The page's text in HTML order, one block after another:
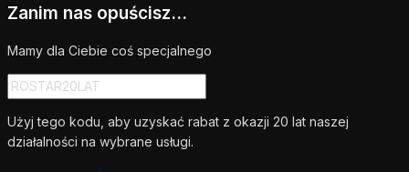
Zanim nas opuścisz...
Mamy dla Ciebie coś specjalnego
Użyj tego kodu, aby uzyskać rabat z okazji 20 lat naszej
działalności na wybrane usługi.